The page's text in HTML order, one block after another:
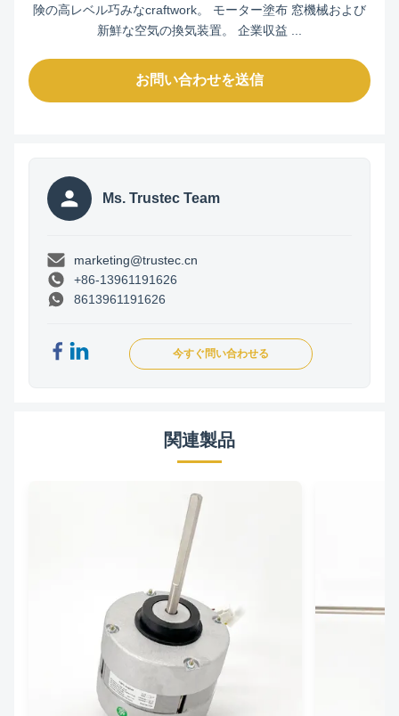
険の高レベル巧みなcraftwork。 モーター塗布 窓機械および
新鮮な空気の換気装置。 企業収益 ...
お問い合わせを送信
Ms. Trustec Team
marketing@trustec.cn
+86-13961191626
8613961191626
今すぐ問い合わせる
関連製品